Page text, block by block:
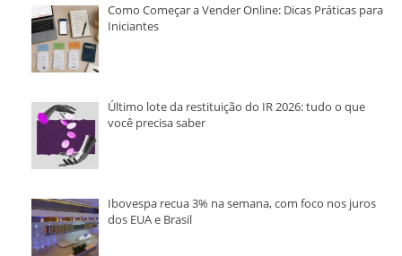
Como Começar a Vender Online: Dicas Práticas para
Iniciantes
Último lote da restituição do IR 2026: tudo o que
você precisa saber
Ibovespa recua 3% na semana, com foco nos juros
dos EUA e Brasil